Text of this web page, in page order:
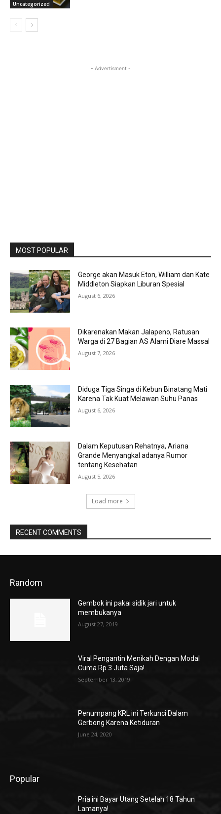
Uncategorized
- Advertisment -
MOST POPULAR
George akan Masuk Eton, William dan Kate
Middleton Siapkan Liburan Spesial
August 6, 2026
Dikarenakan Makan Jalapeno, Ratusan
Warga di 27 Bagian AS Alami Diare Massal
August 7, 2026
Diduga Tiga Singa di Kebun Binatang Mati
Karena Tak Kuat Melawan Suhu Panas
August 6, 2026
Dalam Keputusan Rehatnya, Ariana
Grande Menyangkal adanya Rumor
tentang Kesehatan
August 5, 2026
Load more
RECENT COMMENTS
Random
Gembok ini pakai sidik jari untuk
membukanya
August 27, 2019
Viral Pengantin Menikah Dengan Modal
Cuma Rp 3 Juta Saja!
September 13, 2019
Penumpang KRL ini Terkunci Dalam
Gerbong Karena Ketiduran
June 24, 2020
Popular
Pria ini Bayar Utang Setelah 18 Tahun
Lamanya!